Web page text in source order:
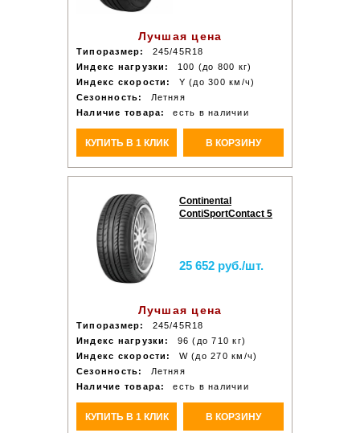
Лучшая цена
Типоразмер:
245/45R18
Индекс нагрузки:
100 (до 800 кг)
Индекс скорости:
Y (до 300 км/ч)
Сезонность:
Летняя
Наличие товара:
есть в наличии
КУПИТЬ В 1 КЛИК В КОРЗИНУ
Continental
ContiSportContact 5
25 652 руб./шт.
Лучшая цена
Типоразмер:
245/45R18
Индекс нагрузки:
96 (до 710 кг)
Индекс скорости:
W (до 270 км/ч)
Сезонность:
Летняя
Наличие товара:
есть в наличии
КУПИТЬ В 1 КЛИК В КОРЗИНУ